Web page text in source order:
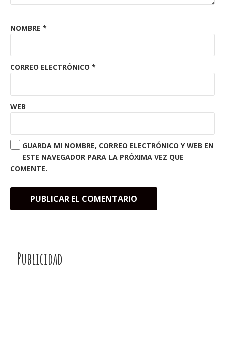
NOMBRE *
CORREO ELECTRÓNICO *
WEB
GUARDA MI NOMBRE, CORREO ELECTRÓNICO Y WEB EN
ESTE NAVEGADOR PARA LA PRÓXIMA VEZ QUE
COMENTE.
Publicidad